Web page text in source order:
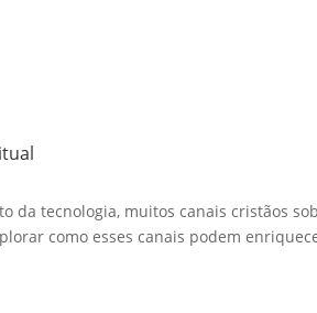
da tecnologia, muitos canais cristãos
como esses canais podem